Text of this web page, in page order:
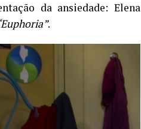
da ansiedade: Elena
.